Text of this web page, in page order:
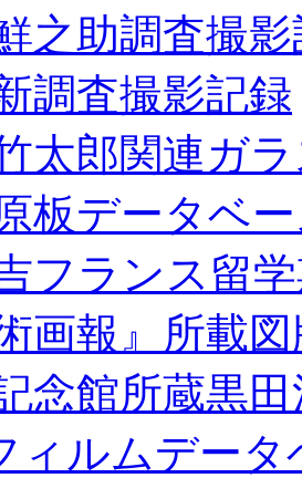
之助調査撮
調査撮影記録
太郎関連ガ
板データベ
フランス留
術画報』所載
念館所蔵黒
ィルムデータ